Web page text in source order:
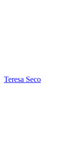
Teresa Seco